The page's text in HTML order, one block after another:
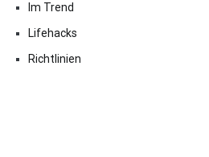
Im Trend
Lifehacks
Richtlinien